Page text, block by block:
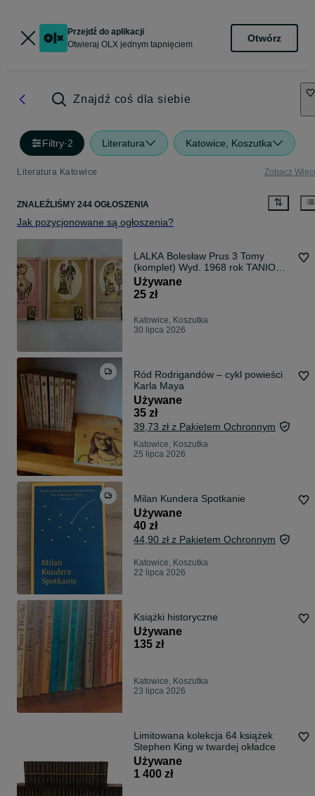
Przejdź do aplikacji
Otwieraj OLX jednym tapnięciem
Otwórz
Znajdź coś dla siebie
Filtry·2 Literatura Katowice, Koszutka
Literatura Katowice Zobacz
ZNALEŹLIŚMY 244 OGŁOSZENIA
Jak pozycjonowane są ogłoszenia?
LALKA Bolesław Prus 3 Tomy
(komplet) Wyd. 1968 rok TANIO
PRL
Używane
25 zł
Katowice, Koszutka
30 lipca 2026
Ród Rodrigandów – cykl powieści
Karla Maya
Używane
35 zł
39,73 zł z Pakietem Ochronnym
Katowice, Koszutka
25 lipca 2026
Milan Kundera Spotkanie
Używane
40 zł
44,90 zł z Pakietem Ochronnym
Katowice, Koszutka
22 lipca 2026
Książki historyczne
Używane
135 zł
Katowice, Koszutka
23 lipca 2026
Limitowana kolekcja 64 książek
Stephen King w twardej okładce
Używane
1 400 zł